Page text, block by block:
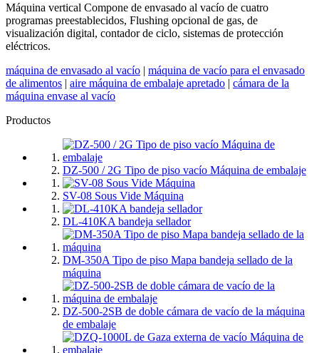
Máquina vertical Compone de envasado al vacío de cuatro
programas preestablecidos, Flushing opcional de gas, de
visualización digital, contador de ciclo, sistemas de protección
eléctricos.
máquina de envasado al vacío | máquina de vacío para el envasado
de alimentos | aire máquina de embalaje apretado | cámara de la
máquina envase al vacío
Productos
DZ-500 / 2G Tipo de piso vacío Máquina de embalaje
SV-08 Sous Vide Máquina
DL-410KA bandeja sellador
DM-350A Tipo de piso Mapa bandeja sellado de la
máquina
DZ-500-2SB de doble cámara de vacío de la máquina
de embalaje